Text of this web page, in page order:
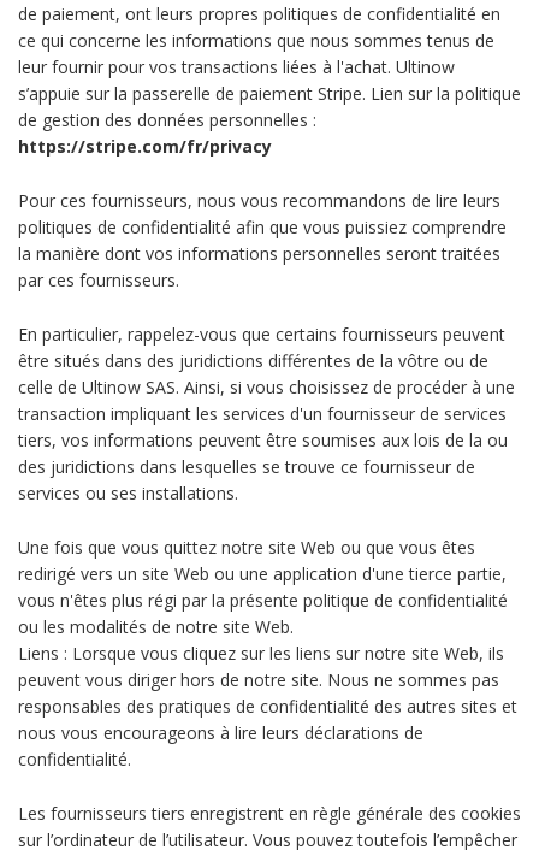
de paiement, ont leurs propres politiques de confidentialité en
ce qui concerne les informations que nous sommes tenus de
leur fournir pour vos transactions liées à l'achat. Ultinow
s’appuie sur la passerelle de paiement Stripe. Lien sur la politique
de gestion des données personnelles :
https://stripe.com/fr/privacy
Pour ces fournisseurs, nous vous recommandons de lire leurs
politiques de confidentialité afin que vous puissiez comprendre
la manière dont vos informations personnelles seront traitées
par ces fournisseurs.
En particulier, rappelez-vous que certains fournisseurs peuvent
être situés dans des juridictions différentes de la vôtre ou de
celle de Ultinow SAS. Ainsi, si vous choisissez de procéder à une
transaction impliquant les services d'un fournisseur de services
tiers, vos informations peuvent être soumises aux lois de la ou
des juridictions dans lesquelles se trouve ce fournisseur de
services ou ses installations.
Une fois que vous quittez notre site Web ou que vous êtes
redirigé vers un site Web ou une application d'une tierce partie,
vous n'êtes plus régi par la présente politique de confidentialité
ou les modalités de notre site Web.
Liens : Lorsque vous cliquez sur les liens sur notre site Web, ils
peuvent vous diriger hors de notre site. Nous ne sommes pas
responsables des pratiques de confidentialité des autres sites et
nous vous encourageons à lire leurs déclarations de
confidentialité.
Les fournisseurs tiers enregistrent en règle générale des cookies
sur l’ordinateur de l’utilisateur. Vous pouvez toutefois l’empêcher